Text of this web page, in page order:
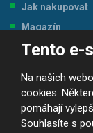
Tento e-
Na našich
cookies.
pomáhají
Souhlasíte s
Jak nakupovat
Magazín
Tabulka
© 2026, JP-SPORT.CZ